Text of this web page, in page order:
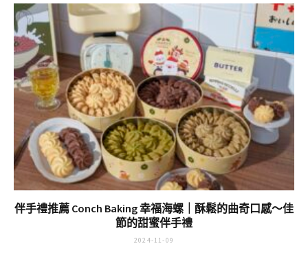
伴手禮推薦 Conch Baking 幸福海螺｜酥鬆的曲奇口感～佳
節的甜蜜伴手禮
2024-11-09